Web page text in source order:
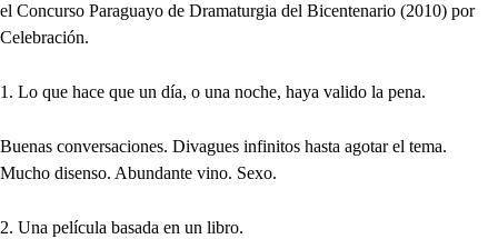
el Concurso Paraguayo de Dramaturgia del Bicentenario (2010) por
Celebración.
1. Lo que hace que un día, o una noche, haya valido la pena.
Buenas conversaciones. Divagues infinitos hasta agotar el tema.
Mucho disenso. Abundante vino. Sexo.
2. Una película basada en un libro.